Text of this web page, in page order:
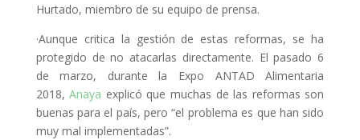
Hurtado, miembro de su equipo de prensa.
·Aunque critica la gestión de estas reformas, se ha
protegido de no atacarlas directamente. El pasado 6
de marzo, durante la Expo ANTAD Alimentaria
2018,Anaya explicó que muchas de las reformas son
buenas para el país, pero “el problema es que han sido
muy mal implementadas”.